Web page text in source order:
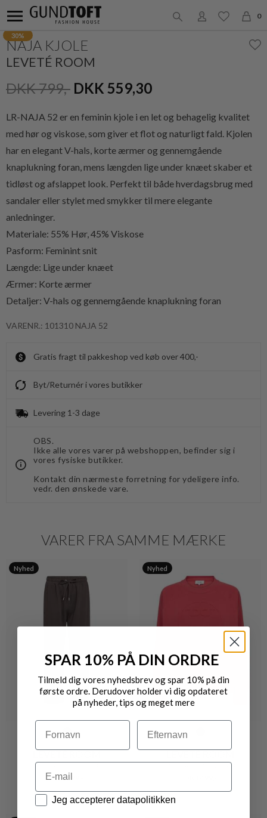
0
30%
NAJA KJOLE
LEVETÉ ROOM
DKK 799,- DKK 559,30
LR-NAJA 52 er en feminin kjole i en let og behagelig kvalitet
med hør og viskose, som giver et flot og naturligt fald. Kjolen
har en elegant V-hals, korte ærmer og gennemgående
knaplukning foran, mens længden lige under knæet skaber et
tidløst og afslappet look. Perfekt til både hverdagsbrug med
sandaler eller stylet med smykker til mere elegante
anledninger.
Materiale: 55% Hør, 45% Viskose
Pasform: Feminint snit
Længde: Lige under knæet
Ærmer: Korte ærmer
Detaljer: V-hals og gennemgående knaplukning foran
VARENR.: 101310 NAJA 52
Gratis fragt til pakkeshop ved køb over 400,-
Byt/Returnér i vores butikker
Levering 1-3 dage
OBS.
Ikke alle vores varer på webshoppen, befinder sig i
vores fysiske butikker.
Kontakt din nærmeste forretning for ydeligere info.
vedr. den ønskede vare.
VARER FRA SAMME MÆRKE
Nyhed
LEVETÉ ROOM
LR-NUKA 15 BUKSER
DKK 499,-
Nyhed
LEVETÉ ROOM
LR-NUKA 11 SWEATSHIRT
SPAR 10% PÅ DIN ORDRE
Tilmeld dig vores nyhedsbrev og spar 10% på din
første ordre. Derudover holder vi dig opdateret
på nyheder, tips og meget mere
Navn Efternavn
Email
Datapolitik
Jeg accepterer datapolitikken